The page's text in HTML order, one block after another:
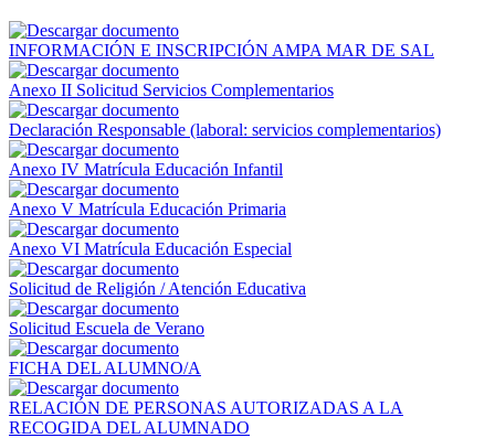
INFORMACIÓN E INSCRIPCIÓN AMPA MAR DE SAL
Anexo II Solicitud Servicios Complementarios
Declaración Responsable (laboral: servicios complementarios)
Anexo IV Matrícula Educación Infantil
Anexo V Matrícula Educación Primaria
Anexo VI Matrícula Educación Especial
Solicitud de Religión / Atención Educativa
Solicitud Escuela de Verano
FICHA DEL ALUMNO/A
RELACIÓN DE PERSONAS AUTORIZADAS A LA
RECOGIDA DEL ALUMNADO